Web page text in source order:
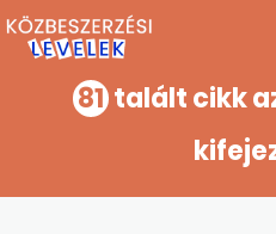
81talált cikk